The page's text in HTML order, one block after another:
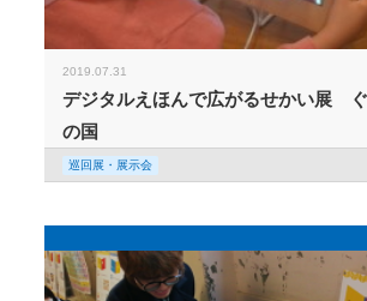
2019.07.31
デジタルえほんで広がるせかい展
の国
巡回展・展示会